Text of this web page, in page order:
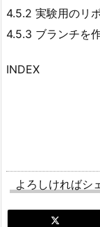
4.5.2 実験用のリ
4.5.3 ブランチを
INDEX
よろしければシ